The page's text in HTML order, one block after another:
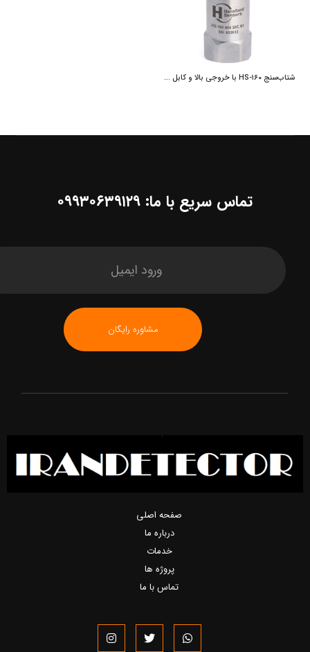
شتاب‌سنج HS-۱۶۰ با خروجی بالا و کابل FEP همراه با کاندوئیت | پایش بسامد اوکسین
تماس سریع با ما: ۰۹۹۳۰۶۳۹۱۲۹
مشاوره رایگان
صفحه اصلی
درباره ما
خدمات
پروژه ها
تماس با ما